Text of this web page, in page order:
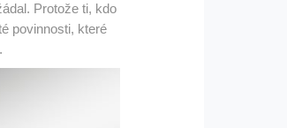
Protože ti, kdo
povinnosti, které